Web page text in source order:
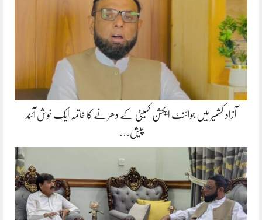
آزاد کشمیر میں جوائنٹ ایکشن کمیٹی کے دھرنے کا خاتمہ ایک خوش آئند
پیش…